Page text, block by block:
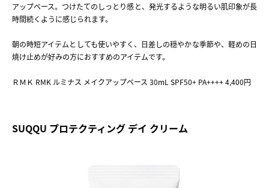
アップベース。つけたてのしっとり感と、発光するような明るい肌印象が長
時間続くように感じられます。
朝の時短アイテムとしても使いやすく、日差しの穏やかな季節や、軽めの日
焼け止めが好みの方におすすめのアイテムです。
ＲＭＫ RMK ルミナス メイクアップベース 30mL SPF50+ PA++++ 4,400円
SUQQU プロテクティング デイ クリーム